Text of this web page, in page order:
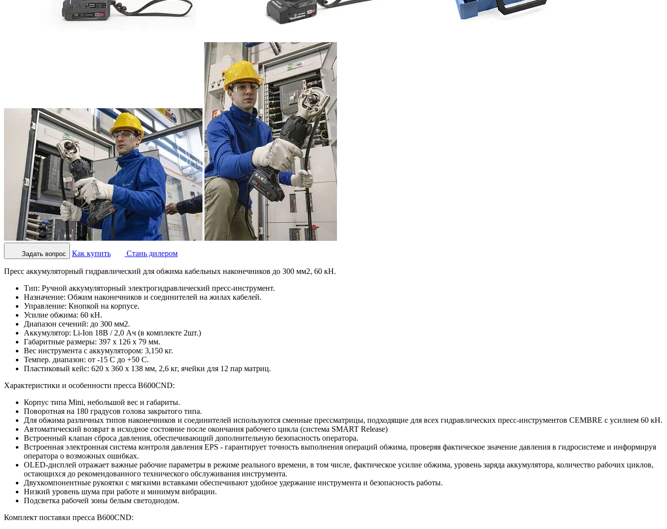
Задать вопрос Как купить Стань дилером
Пресс аккумуляторный гидравлический для обжима кабельных наконечников до 300 мм2, 60 кН.
Тип: Ручной аккумуляторный электрогидравлический пресс-инструмент.
Назначение: Обжим наконечников и соединителей на жилах кабелей.
Управление: Кнопкой на корпусе.
Усилие обжима: 60 кН.
Диапазон сечений: до 300 мм2.
Аккумулятор: Li-Ion 18В / 2,0 Aч (в комплекте 2шт.)
Габаритные размеры: 397 х 126 х 79 мм.
Вес инструмента с аккумулятором: 3,150 кг.
Темпер. диапазон: от -15 С до +50 С.
Пластиковый кейс: 620 x 360 x 138 мм, 2,6 кг, ячейки для 12 пар матриц.
Характеристики и особенности пресса B600CND:
Корпус типа Mini, небольшой вес и габариты.
Поворотная на 180 градусов голова закрытого типа.
Для обжима различных типов наконечников и соединителей используются сменные прессматрицы, подходящие для всех гидравлических пресс-инструментов CEMBRE с усилием 60 кН.
Автоматический возврат в исходное состояние после окончания рабочего цикла (система SMART Release)
Встроенный клапан сброса давления, обеспечивающий дополнительную безопасность оператора.
Встроенная электронная система контроля давления EPS - гарантирует точность выполнения операций обжима, проверяя фактическое значение давления в гидросистеме и информируя
оператора о возможных ошибках.
OLED-дисплей отражает важные рабочие параметры в режиме реального времени, в том числе, фактическое усилие обжима, уровень заряда аккумулятора, количество рабочих циклов,
остающихся до рекомендованного технического обслуживания инструмента.
Двухкомпонентные рукоятки с мягкими вставками обеспечивают удобное удержание инструмента и безопасность работы.
Низкий уровень шума при работе и минимум вибрации.
Подсветка рабочей зоны белым светодиодом.
Комплект поставки пресса B600CND: